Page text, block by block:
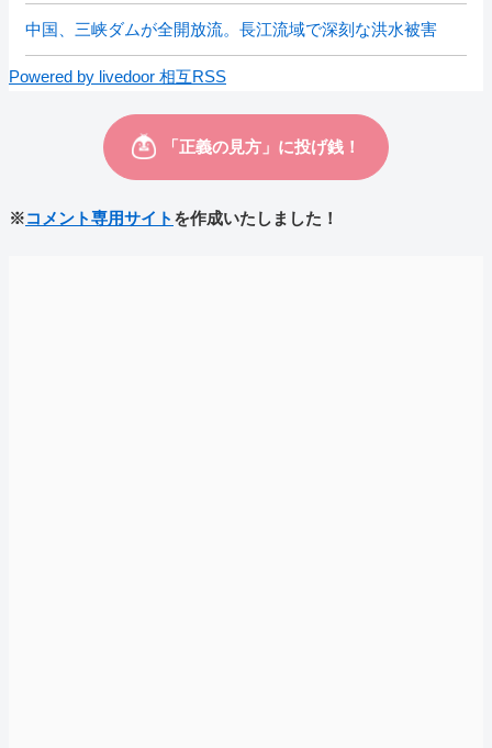
中国、三峡ダムが全開放流。長江流域で深刻な洪水被害
Powered by livedoor 相互RSS
※コメント専用サイト を作成いたしました！